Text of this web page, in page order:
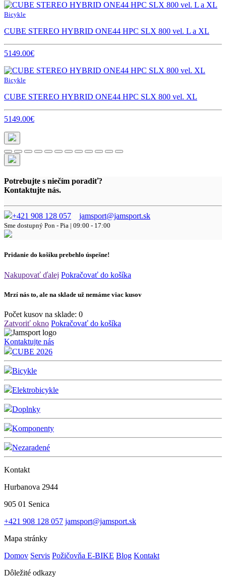
Bicykle
CUBE STEREO HYBRID ONE44 HPC SLX 800 vel. L a XL
5149.00€
Bicykle
CUBE STEREO HYBRID ONE44 HPC SLX 800 vel. XL
5149.00€
Potrebujte s niečím poradiť?
Kontaktujte nás.
+421 908 128 057 jamsport@jamsport.sk
Sme dostupný Pon - Pia | 09:00 - 17:00
Pridanie do košíku prebehlo úspešne!
Nakupovať ďalej Pokračovať do košíka
Mrzí nás to, ale na sklade už nemáme viac kusov
Počet kusov na sklade: 0
Zatvoriť okno Pokračovať do košíka
Kontaktujte nás
CUBE 2026
Bicykle
Elektrobicykle
Doplnky
Komponenty
Nezaradené
Kontakt
Hurbanova 2944
905 01 Senica
+421 908 128 057 jamsport@jamsport.sk
Mapa stránky
Domov Servis Požičovňa E-BIKE Blog Kontakt
Dôležité odkazy